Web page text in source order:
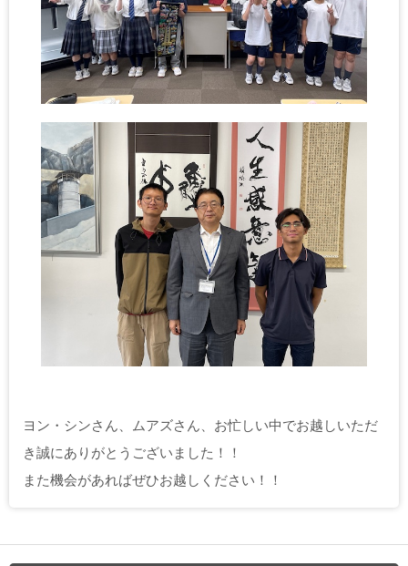
ヨン・シンさん、ムアズさん、お忙しい中でお越しいただ
き誠にありがとうございました！！
また機会があればぜひお越しください！！